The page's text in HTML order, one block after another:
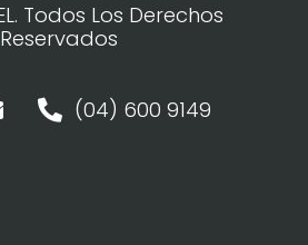
Todos Los Derechos
Reservados
(04) 600 9149